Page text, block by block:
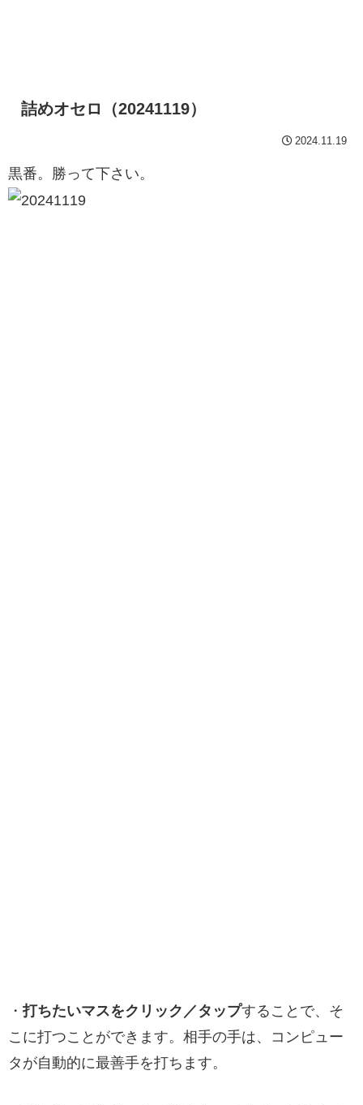
詰めオセロ（20241119）
2024.11.19
黒番。勝って下さい。
・打ちたいマスをクリック／タップすることで、そ
こに打つことができます。相手の手は、コンピュー
タが自動的に最善手を打ちます。